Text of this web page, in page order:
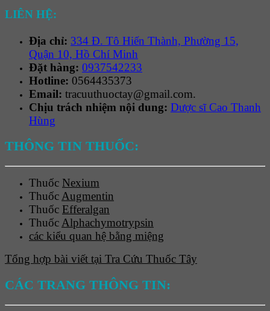
LIÊN HỆ:
Địa chỉ: 334 Đ. Tô Hiến Thành, Phường 15,
Quận 10, Hồ Chí Minh
Đặt hàng: 0937542233
Hotline: 0564435373
Email: tracuuthuoctay@gmail.com.
Chịu trách nhiệm nội dung: Dược sĩ Cao Thanh
Hùng
THÔNG TIN THUỐC:
Thuốc Nexium
Thuốc Augmentin
Thuốc Efferalgan
Thuốc Alphachymotrypsin
các kiểu quan hệ bằng miệng
Tổng hợp bài viết tại Tra Cứu Thuốc Tây
CÁC TRANG THÔNG TIN: